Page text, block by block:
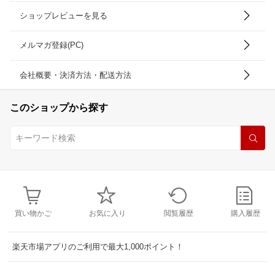
ショップレビューを見る
メルマガ登録(PC)
会社概要・決済方法・配送方法
このショップから探す
買い物かご お気に入り 閲覧履歴 購入履歴
楽天市場アプリのご利用で最大1,000ポイント！